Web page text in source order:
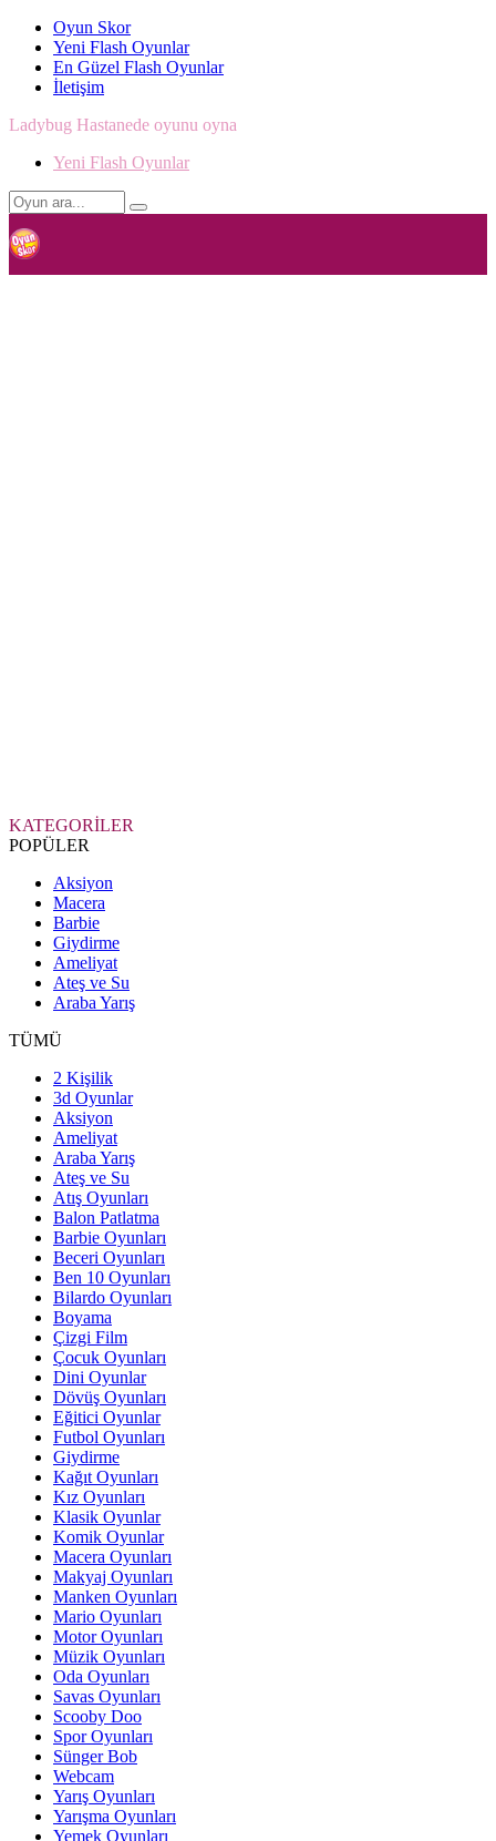
Oyun Skor
Yeni Flash Oyunlar
En Güzel Flash Oyunlar
İletişim
Ladybug Hastanede oyunu oyna
Yeni Flash Oyunlar
KATEGORİLER
POPÜLER
Aksiyon
Macera
Barbie
Giydirme
Ameliyat
Ateş ve Su
Araba Yarış
TÜMÜ
2 Kişilik
3d Oyunlar
Aksiyon
Ameliyat
Araba Yarış
Ateş ve Su
Atış Oyunları
Balon Patlatma
Barbie Oyunları
Beceri Oyunları
Ben 10 Oyunları
Bilardo Oyunları
Boyama
Çizgi Film
Çocuk Oyunları
Dini Oyunlar
Dövüş Oyunları
Eğitici Oyunlar
Futbol Oyunları
Giydirme
Kağıt Oyunları
Kız Oyunları
Klasik Oyunlar
Komik Oyunlar
Macera Oyunları
Makyaj Oyunları
Manken Oyunları
Mario Oyunları
Motor Oyunları
Müzik Oyunları
Oda Oyunları
Savas Oyunları
Scooby Doo
Spor Oyunları
Sünger Bob
Webcam
Yarış Oyunları
Yarışma Oyunları
Yemek Oyunları